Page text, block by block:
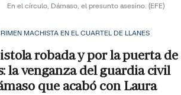
En el círculo, Dámaso, el presunto asesino. (EFE)
MACHISTA EN EL CUARTEL DE LLANES
robada y por la puerta de
la venganza del guardia civil
que acabó con Laura